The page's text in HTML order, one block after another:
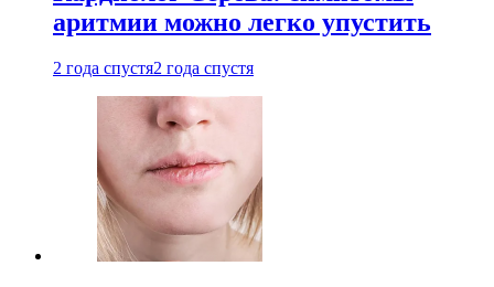
аритмии можно легко упустить
2 года спустя2 года спустя